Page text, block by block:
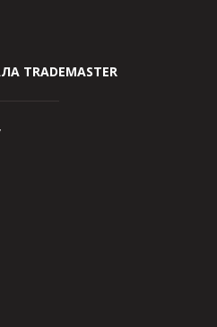
TRADEMASTER